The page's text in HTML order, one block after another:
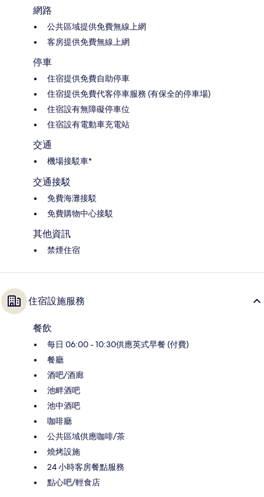
網路
公共區域提供免費無線上網
客房提供免費無線上網
停車
住宿提供免費自助停車
住宿提供免費代客停車服務 (有保全的停車場)
住宿設有無障礙停車位
住宿設有電動車充電站
交通
機場接駁車*
交通接駁
免費海灘接駁
免費購物中心接駁
其他資訊
禁煙住宿
住宿設施服務
餐飲
每日 06:00 - 10:30供應英式早餐 (付費)
餐廳
酒吧/酒廊
池畔酒吧
池中酒吧
咖啡廳
公共區域供應咖啡/茶
燒烤設施
24 小時客房餐點服務
點心吧/輕食店